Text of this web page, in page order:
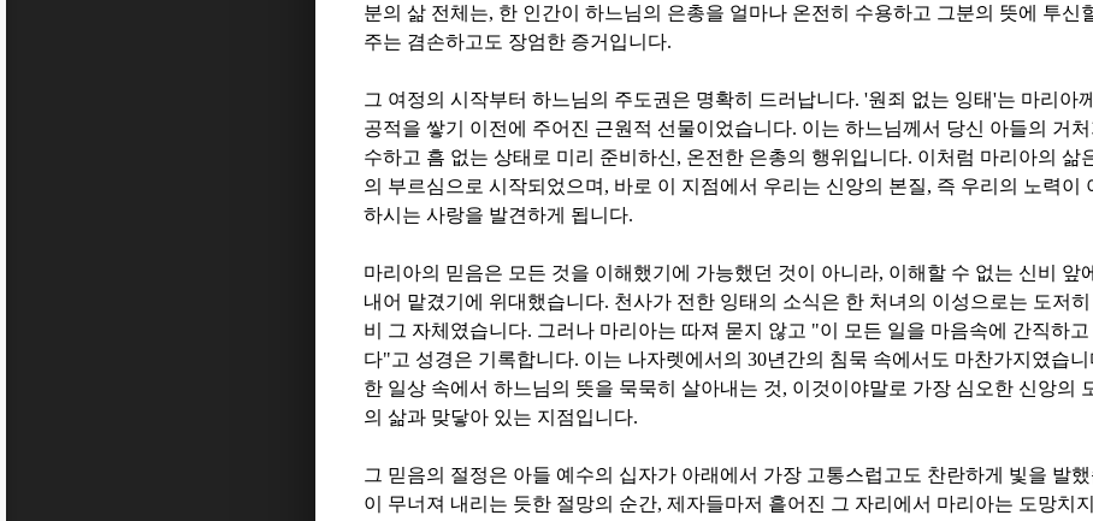
분의 삶 전체는, 한 인간이 하느님의 은총을 얼마나 온전히 수용하고 그분의 뜻에 투신
주는 겸손하고도 장엄한 증거입니다.
그 여정의 시작부터 하느님의 주도권은 명확히 드러납니다. '원죄 없는 잉태'는 마리아
공적을 쌓기 이전에 주어진 근원적 선물이었습니다. 이는 하느님께서 당신 아들의 거
수하고 흠 없는 상태로 미리 준비하신, 온전한 은총의 행위입니다. 이처럼 마리아의 삶
의 부르심으로 시작되었으며 , 바로 이 지점에서 우리는 신앙의 본질, 즉 우리의 노력이
하시는 사랑을 발견하게 됩니다.
마리아의 믿음은 모든 것을 이해했기에 가능했던 것이 아니라, 이해할 수 없는 신비 앞
내어 맡겼기에 위대했습니다. 천사가 전한 잉태의 소식은 한 처녀의 이성으로는 도저
비 그 자체였습니다. 그러나 마리아는 따져 묻지 않고 "이 모든 일을 마음속에 간직하
다"고 성경은 기록합니다. 이는 나자렛에서의 30년간의 침묵 속에서도 마찬가지였습니
한 일상 속에서 하느님의 뜻을 묵묵히 살아내는 것, 이것이야말로 가장 심오한 신앙의
의 삶과 맞닿아 있는 지점입니다.
그 믿음의 절정은 아들 예수의 십자가 아래에서 가장 고통스럽고도 찬란하게 빛을 발
이 무너져 내리는 듯한 절망의 순간, 제자들마저 흩어진 그 자리에서 마리아는 도망치